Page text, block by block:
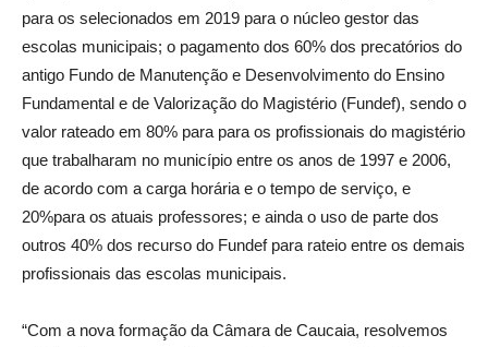
para os selecionados em 2019 para o núcleo gestor das
escolas municipais; o pagamento dos 60% dos precatórios do
antigo Fundo de Manutenção e Desenvolvimento do Ensino
Fundamental e de Valorização do Magistério (Fundef), sendo o
valor rateado em 80% para para os profissionais do magistério
que trabalharam no município entre os anos de 1997 e 2006,
de acordo com a carga horária e o tempo de serviço, e
20%para os atuais professores; e ainda o uso de parte dos
outros 40% dos recurso do Fundef para rateio entre os demais
profissionais das escolas municipais.
“Com a nova formação da Câmara de Caucaia, resolvemos